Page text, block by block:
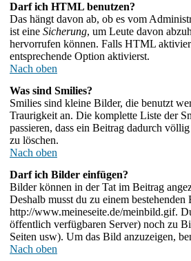
Darf ich HTML benutzen?
Das hängt davon ab, ob es vom
ist eine Sicherung, um Leute davon
hervorrufen können. Falls HTML
entsprechende Option aktivierst.
Nach oben
Was sind Smilies?
Smilies sind kleine Bilder, die benutzt
Traurigkeit an. Die komplette Liste der
passieren, dass ein Beitrag dadurch
zu löschen.
Nach oben
Darf ich Bilder einfügen?
Bilder können in der Tat im Beitrag
Deshalb musst du zu einem
http://www.meineseite.de/meinbild.gif.
öffentlich verfügbaren Server) noch zu
Seiten usw). Um das Bild anzuzeigen,
Nach oben